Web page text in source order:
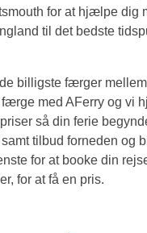
for at hjælpe dig
til det bedste
billigste færger
med AFerry og vi
så din ferie
tilbud forneden og
for at booke din
for at få en pris.